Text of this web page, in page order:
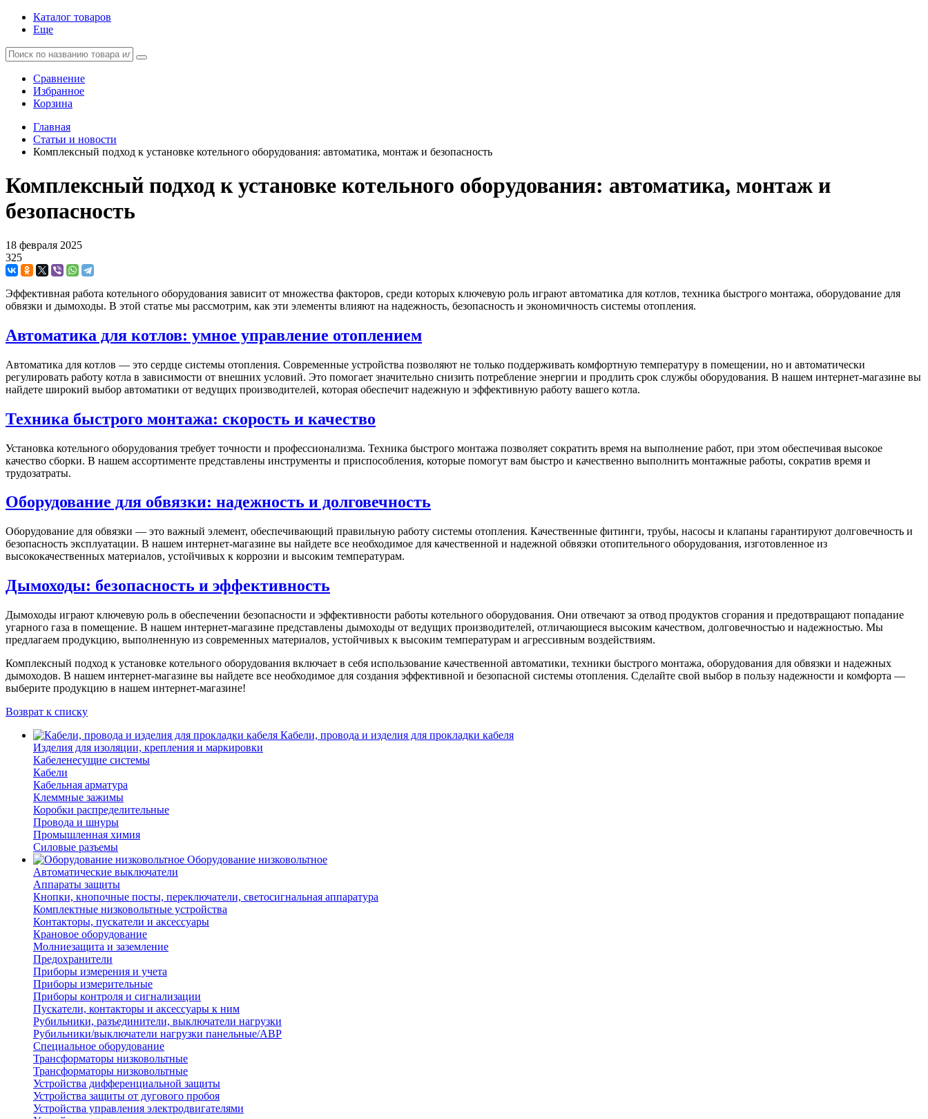
Каталог товаров
Еще
Сравнение
Избранное
Корзина
Главная
Статьи и новости
Комплексный подход к установке котельного оборудования: автоматика, монтаж и безопасность
Комплексный подход к установке котельного оборудования: автоматика, монтаж и
безопасность
18 февраля 2025
325
Эффективная работа котельного оборудования зависит от множества факторов, среди которых ключевую роль играют автоматика для котлов, техника быстрого монтажа, оборудование для
обвязки и дымоходы. В этой статье мы рассмотрим, как эти элементы влияют на надежность, безопасность и экономичность системы отопления.
Автоматика для котлов: умное управление отоплением
Автоматика для котлов — это сердце системы отопления. Современные устройства позволяют не только поддерживать комфортную температуру в помещении, но и автоматически
регулировать работу котла в зависимости от внешних условий. Это помогает значительно снизить потребление энергии и продлить срок службы оборудования. В нашем интернет-магазине вы
найдете широкий выбор автоматики от ведущих производителей, которая обеспечит надежную и эффективную работу вашего котла.
Техника быстрого монтажа: скорость и качество
Установка котельного оборудования требует точности и профессионализма. Техника быстрого монтажа позволяет сократить время на выполнение работ, при этом обеспечивая высокое
качество сборки. В нашем ассортименте представлены инструменты и приспособления, которые помогут вам быстро и качественно выполнить монтажные работы, сократив время и
трудозатраты.
Оборудование для обвязки: надежность и долговечность
Оборудование для обвязки — это важный элемент, обеспечивающий правильную работу системы отопления. Качественные фитинги, трубы, насосы и клапаны гарантируют долговечность и
безопасность эксплуатации. В нашем интернет-магазине вы найдете все необходимое для качественной и надежной обвязки отопительного оборудования, изготовленное из
высококачественных материалов, устойчивых к коррозии и высоким температурам.
Дымоходы: безопасность и эффективность
Дымоходы играют ключевую роль в обеспечении безопасности и эффективности работы котельного оборудования. Они отвечают за отвод продуктов сгорания и предотвращают попадание
угарного газа в помещение. В нашем интернет-магазине представлены дымоходы от ведущих производителей, отличающиеся высоким качеством, долговечностью и надежностью. Мы
предлагаем продукцию, выполненную из современных материалов, устойчивых к высоким температурам и агрессивным воздействиям.
Комплексный подход к установке котельного оборудования включает в себя использование качественной автоматики, техники быстрого монтажа, оборудования для обвязки и надежных
дымоходов. В нашем интернет-магазине вы найдете все необходимое для создания эффективной и безопасной системы отопления. Сделайте свой выбор в пользу надежности и комфорта —
выберите продукцию в нашем интернет-магазине!
Возврат к списку
Кабели, провода и изделия для прокладки кабеля
Изделия для изоляции, крепления и маркировки
Кабеленесущие системы
Кабели
Кабельная арматура
Клеммные зажимы
Коробки распределительные
Провода и шнуры
Промышленная химия
Силовые разъемы
Оборудование низковольтное
Автоматические выключатели
Аппараты защиты
Кнопки, кнопочные посты, переключатели, светосигнальная аппаратура
Комплектные низковольтные устройства
Контакторы, пускатели и аксессуары
Крановое оборудование
Молниезащита и заземление
Предохранители
Приборы измерения и учета
Приборы измерительные
Приборы контроля и сигнализации
Пускатели, контакторы и аксессуары к ним
Рубильники, разъединители, выключатели нагрузки
Рубильники/выключатели нагрузки панельные/АВР
Специальное оборудование
Трансформаторы низковольтные
Трансформаторы низковольтные
Устройства дифференциальной защиты
Устройства защиты от дугового пробоя
Устройства управления электродвигателями